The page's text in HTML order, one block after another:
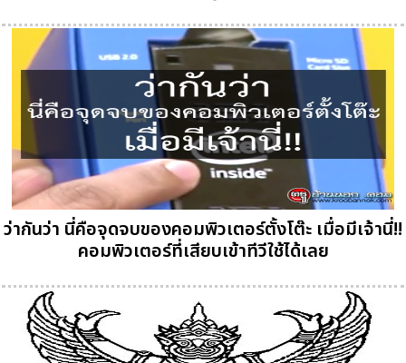
ว่ากันว่า นี่คือจุดจบของคอมพิวเตอร์ตั้งโต๊ะ เมื่อมีเจ้านี่!!
คอมพิวเตอร์ที่เสียบเข้าทีวีใช้ได้เลย